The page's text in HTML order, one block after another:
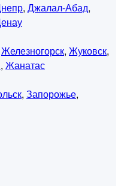
, Джалал-Абад,
Железногорск, Жуковск,
, Жанатас
, Запорожье,